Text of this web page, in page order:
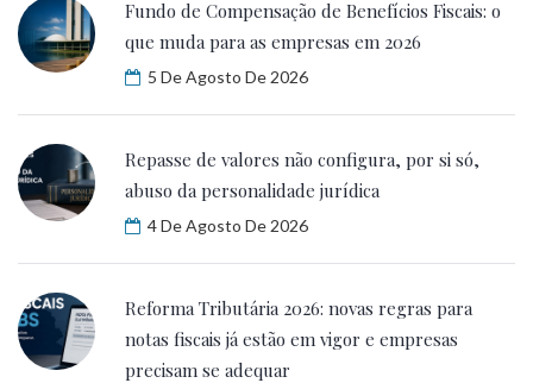
Fundo de Compensação de Benefícios Fiscais: o
que muda para as empresas em 2026
5 De Agosto De 2026
Repasse de valores não configura, por si só,
abuso da personalidade jurídica
4 De Agosto De 2026
Reforma Tributária 2026: novas regras para
notas fiscais já estão em vigor e empresas
precisam se adequar